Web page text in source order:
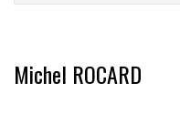
Michel ROCARD